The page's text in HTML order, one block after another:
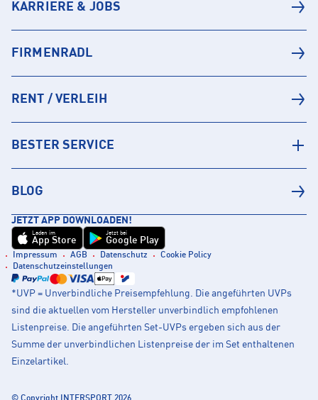
KARRIERE & JOBS
FIRMENRADL
RENT / VERLEIH
BESTER SERVICE
BLOG
JETZT APP DOWNLOADEN!
Laden im
App Store
Jetzt bei
Google Play
Impressum AGB Datenschutz
Cookie Policy
Datenschutzeinstellungen
*UVP = Unverbindliche Preisempfehlung. Die angeführten UVPs
sind die aktuellen vom Hersteller unverbindlich empfohlenen
Listenpreise. Die angeführten Set-UVPs ergeben sich aus der
Summe der unverbindlichen Listenpreise der im Set enthaltenen
Einzelartikel.